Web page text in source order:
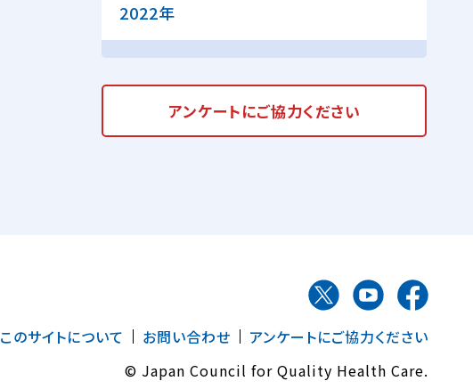
2022年
アンケートにご協力ください
このサイトについて お問い合わせ
アンケートにご協力ください
© Japan Council for Quality Health Care.